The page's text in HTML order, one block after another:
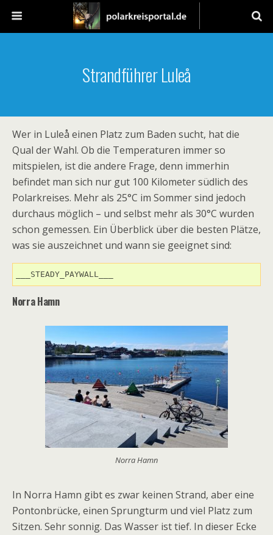
Strandführer Luleå
Wer in Luleå einen Platz zum Baden sucht, hat die
Qual der Wahl. Ob die Temperaturen immer so
mitspielen, ist die andere Frage, denn immerhin
befindet man sich nur gut 100 Kilometer südlich des
Polarkreises. Mehr als 25°C im Sommer sind jedoch
durchaus möglich – und selbst mehr als 30°C wurden
schon gemessen. Ein Überblick über die besten Plätze,
was sie auszeichnet und wann sie geeignet sind:
___STEADY_PAYWALL___
Norra Hamn
Norra Hamn
In Norra Hamn gibt es zwar keinen Strand, aber eine
Pontonbrücke, einen Sprungturm und viel Platz zum
Sitzen. Sehr sonnig. Das Wasser ist tief. In dieser Ecke